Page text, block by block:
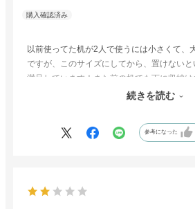
以前使ってた机が2人で使うには小さくて、
ですが、このサイズにしてから、置けないと
満足しています！また前の机でも下に収納は
上げ下げしないといけなく、足も伸ばせるタ
続きを読む
参考になった